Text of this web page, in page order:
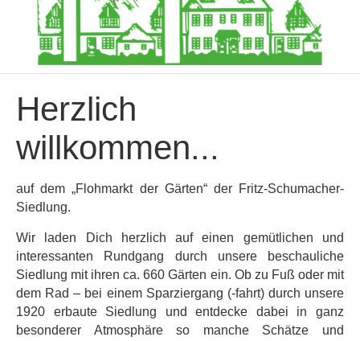
Herzlich
willkommen...
auf dem „Flohmarkt der Gärten“ der Fritz-Schumacher-
Siedlung.
Wir laden Dich herzlich auf einen gemütlichen und
interessanten Rundgang durch unsere beschauliche
Siedlung mit ihren ca. 660 Gärten ein. Ob zu Fuß oder mit
dem Rad – bei einem Sparziergang (-fahrt) durch unsere
1920 erbaute Siedlung und entdecke dabei in ganz
besonderer Atmosphäre so manche Schätze und